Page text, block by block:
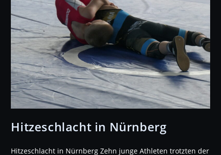
Hitzeschlacht in Nürnberg
Hitzeschlacht in Nürnberg Zehn junge Athleten trotzten der